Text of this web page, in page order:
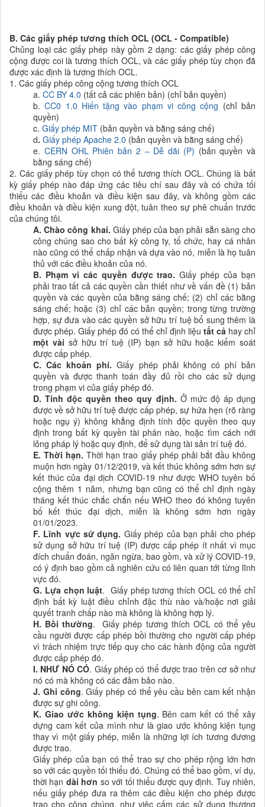
B. Các giấy phép tương thích OCL (OCL - Compatible)
Chủng loại các giấy phép này gồm 2 dạng: các giấy phép công
cộng được coi là tương thích OCL, và các giấy phép tùy chọn đã
được xác định là tương thích OCL.
1. Các giấy phép công cộng tương thích OCL
a. CC BY 4.0 (tất cả các phiên bản) (chỉ bản quyền)
b.CC0 1.0 Hiến tặng vào phạm vi công cộng (chỉ bản
quyền)
c. Giấy phép MIT (bản quyền và bằng sáng chế)
d. Giấy phép Apache 2.0 (bản quyền và bằng sáng chế)
e. CERN OHL Phiên bản 2 – Dễ dãi (P) (bản quyền và
bằng sáng chế)
2. Các giấy phép tùy chọn có thể tương thích OCL. Chúng là bất
kỳ giấy phép nào đáp ứng các tiêu chí sau đây và có chứa tối
thiểu các điều khoản và điều kiện sau đây, và không gồm các
điều khoản và điều kiện xung đột, tuân theo sự phê chuẩn trước
của chúng tôi.
A.Chào công khai. Giấy phép của bạn phải sẵn sàngcho
công chúng sao cho bất kỳ công ty, tổ chức, hay cá nhân
nào cũng có thể chấp nhận và dựa vào nó, miễn là họ tuân
thủ với các điều khoản của nó.
B. Phạm vi các quyền được trao. Giấy phép của bạn
phải trao tất cả các quyền cần thiết như về vấn đề (1) bản
quyềnvà các quyền của bằng sáng chế; (2) chỉ các bằng
sáng chế; hoặc (3) chỉ các bản quyền; trong từng trường
hợp, sự đưa vào các quyền sở hữu trí tuệ bổ sung thêm là
được phép. Giấy phép đó có thể chỉ định liệu tất cả hay chỉ
một vài sở hữu trí tuệ (IP) bạn sở hữu hoặc kiểm soát
được cấp phép.
C. Các khoản phí.Giấy phép phải không có phí bản
quyềnvà được thanh toán đầy đủ rồi cho các sử dụng
trong phạm vi của giấy phép đó.
D. Tính độc quyền theo quy định. Ở mức độ áp dụng
được về sở hữu trí tuệ được cấp phép, sự hứa hẹn (rõ ràng
hoặc ngụ ý) không khẳng định tính độc quyền theo quy
định trong bất kỳ quyền tài phán nào, hoặc tìm cách nới
lỏng pháp lý hoặc quy định, để sử dụng tài sản trí tuệ đó.
E. Thời hạn.Thời hạn trao giấy phép phải bắt đầu không
muộn hơn ngày 01/12/2019, và kết thúc không sớm hơn sự
kết thúc của đại dịch COVID-19 như được WHO tuyên bố
cộng thêm 1 năm, nhưng bạn cũng có thể chỉ định ngày
tháng kết thúc chắc chắn nếu WHO theo đó không tuyên
bố kết thúc đại dịch, miễn là không sớm hơn ngày
01/01/2023.
F. Lĩnh vực sử dụng. Giấy phép của bạn phải cho phép
sử dụng sở hữu trí tuệ (IP) được cấp phép ít nhất vì mục
đích chuẩn đoán, ngăn ngừa, bao gồm, và xử lý COVID-19,
có ý định bao gồm cả nghiên cứu có liên quan tới từng lĩnh
vực đó.
G. Lựa chọn luật. Giấy phép tương thích OCL có thể chỉ
định bất kỳ luật điều chỉnh đặc thù nào và/hoặc nơi giải
quyết tranh chấp nào mà không là không hợp lý.
H. Bồi thường.Giấy phép tương thích OCL có thể yêu
cầu người được cấp phép bồi thường cho người cấp phép
vì trách nhiệm trực tiếp quy cho các hành động của người
được cấp phép đó.
I. NHƯ NÓ CÓ. Giấy phép có thể được trao trêncơ sở như
nó có mà không có các đảm bảo nào.
J. Ghi công.Giấy phép có thể yêu cầu bên cam kết nhận
được sự ghi công.
K. Giao ước không kiện tụng. Bên cam kết có thểxây
dựng cam kết của mình như là giao ước không kiện tụng
thay vì một giấy phép, miễn là những lợi ích tương đương
được trao.
Giấy phép của bạn có thể trao sự cho phép rộng lớn hơn
so với các quyền tối thiểu đó. Chúng có thể bao gồm, ví dụ,
thời hạn dài hơn so với tối thiểu được quy định. Tuy nhiên,
nếu giấy phép đưa ra thêm các điều kiện cho phép được
trao cho công chúng, như việc cấm các sử dụng thương